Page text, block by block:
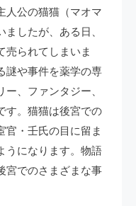
人公の猫猫（マオマ
したが、ある日、
売られてしまいま
謎や事件を薬学の専
、ファンタジー、
す。猫猫は後宮での
官・壬氏の目に留ま
うになります。物語
宮でのさまざまな事